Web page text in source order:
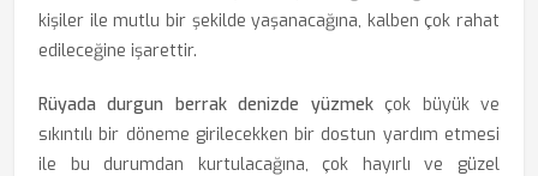
kişiler ile mutlu bir şekilde yaşanacağına, kalben çok rahat
edileceğine işarettir.
Rüyada durgun berrak denizde yüzmekçok büyük ve
sıkıntılı bir döneme girilecekken bir dostun yardım etmesi
ile bu durumdan kurtulacağına, çok hayırlı ve güzel